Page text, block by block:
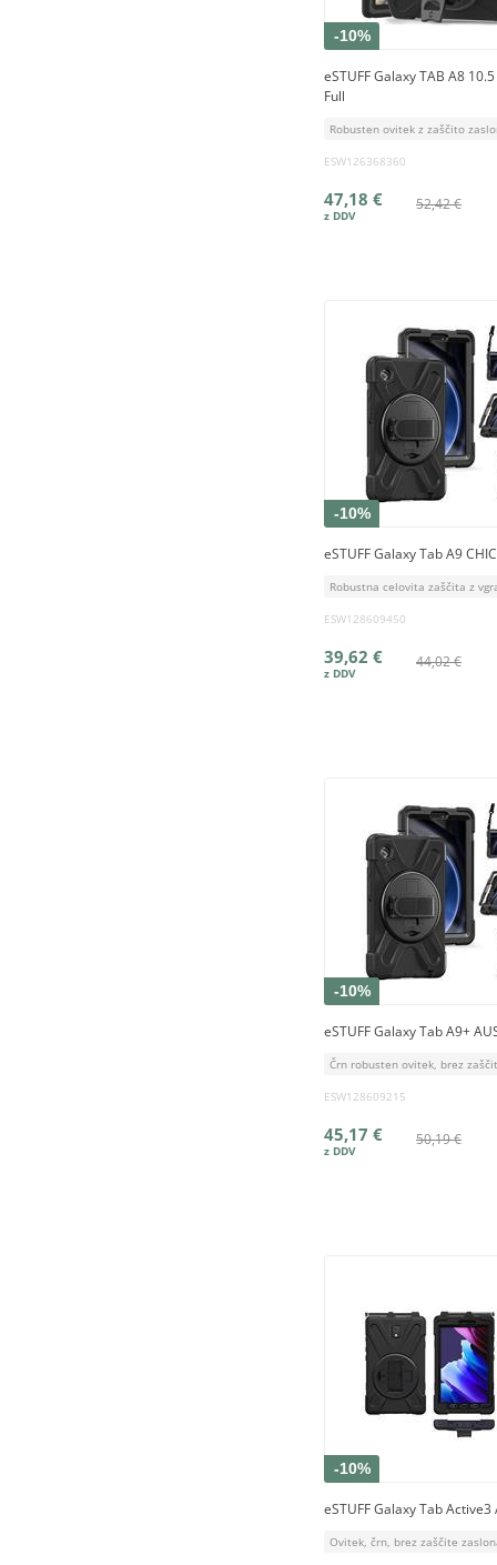
-10%
eSTUFF Galaxy TAB A8
Full
Robusten ovitek z zaščito
ESW126368360
52,42 €
47,18 €
-10%
eSTUFF Galaxy Tab A9
Robustna celovita zaščita z
ESW128609450
44,02 €
39,62 €
-10%
eSTUFF Galaxy Tab A9+
Črn robusten ovitek, brez
ESW128609215
50,19 €
45,17 €
-10%
eSTUFF Galaxy Tab Active3
Ovitek, črn, brez zaščite